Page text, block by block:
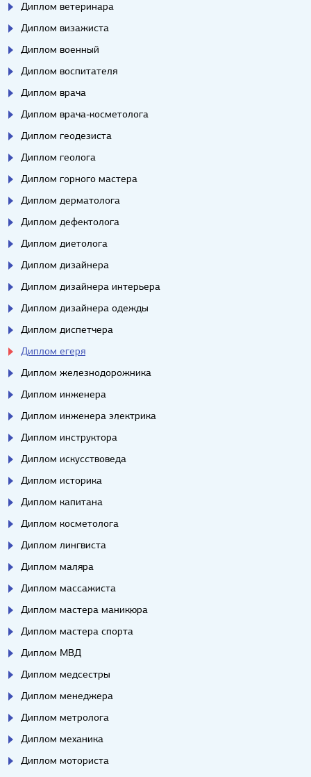
Диплом ветеринара
Диплом визажиста
Диплом военный
Диплом воспитателя
Диплом врача
Диплом врача-косметолога
Диплом геодезиста
Диплом геолога
Диплом горного мастера
Диплом дерматолога
Диплом дефектолога
Диплом диетолога
Диплом дизайнера
Диплом дизайнера интерьера
Диплом дизайнера одежды
Диплом диспетчера
Диплом егеря
Диплом железнодорожника
Диплом инженера
Диплом инженера электрика
Диплом инструктора
Диплом искусствоведа
Диплом историка
Диплом капитана
Диплом косметолога
Диплом лингвиста
Диплом маляра
Диплом массажиста
Диплом мастера маникюра
Диплом мастера спорта
Диплом МВД
Диплом медсестры
Диплом менеджера
Диплом метролога
Диплом механика
Диплом моториста